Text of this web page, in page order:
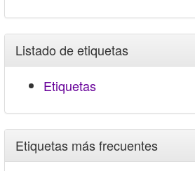
Listado de etiquetas
Etiquetas
Etiquetas más frecuentes